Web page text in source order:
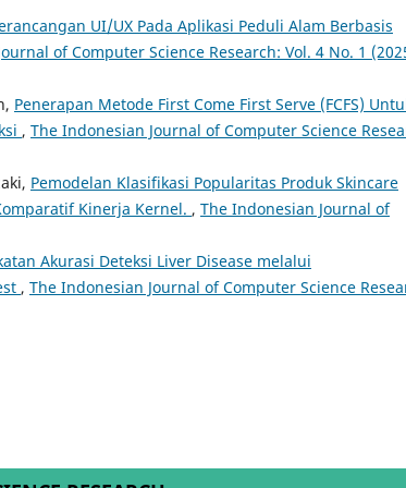
UI/UX Pada Aplikasi Peduli Alam Berbasis
of Computer Science Research: Vol. 4 No. 1
Penerapan Metode First Come First Serve (FCFS)
, The Indonesian Journal of Computer Science
Pemodelan Klasifikasi Popularitas Produk Skincare
Kinerja Kernel. , The Indonesian Journal of
Akurasi Deteksi Liver Disease melalui
, The Indonesian Journal of Computer Science